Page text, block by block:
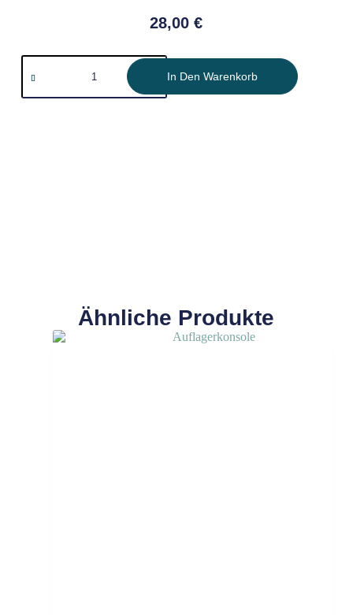
28,00€
In Den Warenkorb
Ähnliche Produkte